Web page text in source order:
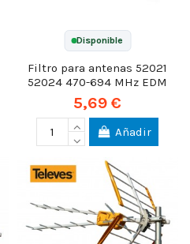
Disponible
Filtro para antenas 52021
52024 470-694 MHz EDM
5,69 €
Añadir